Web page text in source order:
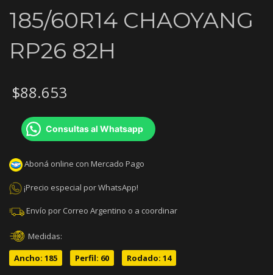
185/60R14 CHAOYANG
RP26 82H
$88.653
Consultas al Whatsapp
Aboná online con Mercado Pago
¡Precio especial por WhatsApp!
Envío por Correo Argentino o a coordinar
Medidas:
Ancho: 185
Perfil: 60 Rodado: 14